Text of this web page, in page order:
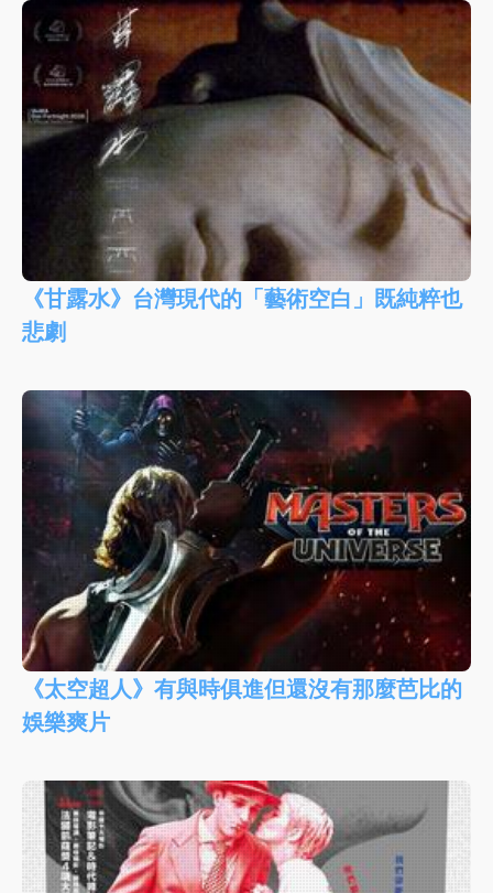
《甘露水》台灣現代的「藝術空白」既純粹也
悲劇
《太空超人》有與時俱進但還沒有那麼芭比的
娛樂爽片